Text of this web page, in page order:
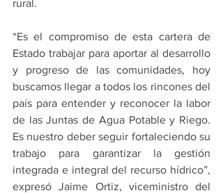
rural.
“Es el compromiso de esta cartera de
Estado trabajar para aportar al desarrollo
y progreso de las comunidades, hoy
buscamos llegar a todos los rincones del
país para entender y reconocer la labor
de las Juntas de Agua Potable y Riego.
Es nuestro deber seguir fortaleciendo su
trabajo para garantizar la gestión
integrada e integral del recurso hídrico”,
expresó Jaime Ortiz, viceministro del